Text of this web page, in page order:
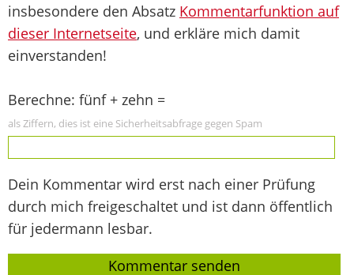
insbesondere den Absatz Kommentarfunktion auf
dieser Internetseite, und erkläre mich damit
einverstanden!
Berechne: fünf + zehn =
als Ziffern, dies ist eine Sicherheitsabfrage gegen Spam
Dein Kommentar wird erst nach einer Prüfung
durch mich freigeschaltet und ist dann öffentlich
für jedermann lesbar.